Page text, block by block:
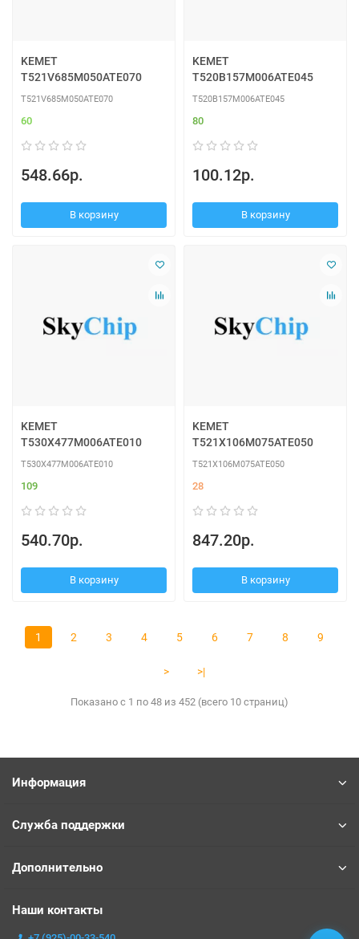
KEMET
T521V685M050ATE070
T521V685M050ATE070
60
548.66р.
В корзину
KEMET
T520B157M006ATE045
T520B157M006ATE045
80
100.12р.
В корзину
KEMET
T530X477M006ATE010
T530X477M006ATE010
109
540.70р.
В корзину
KEMET
T521X106M075ATE050
T521X106M075ATE050
28
847.20р.
В корзину
1 2 3 4 5 6 7 8 9
> >|
Показано с 1 по 48 из 452 (всего 10 страниц)
Информация
Служба поддержки
Дополнительно
Наши контакты